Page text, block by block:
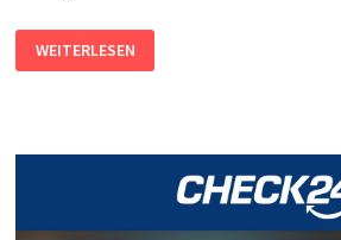
E-
MAILS
SENDEN
SKRIPTEN
MICROSOFT365/OFFICE365
WEITERLESEN